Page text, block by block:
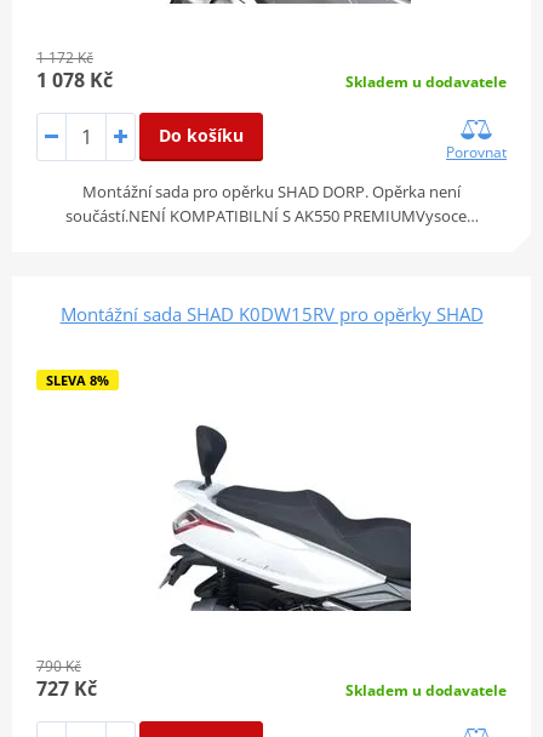
1 172 Kč
1 078 Kč Skladem u dodavatele
Do košíku
Porovnat
Montážní sada pro opěrku SHAD DORP. Opěrka není
součástí.NENÍ KOMPATIBILNÍ S AK550 PREMIUMVysoce…
Montážní sada SHAD K0DW15RV pro opěrky SHAD
SLEVA 8%
790 Kč
727 Kč Skladem u dodavatele